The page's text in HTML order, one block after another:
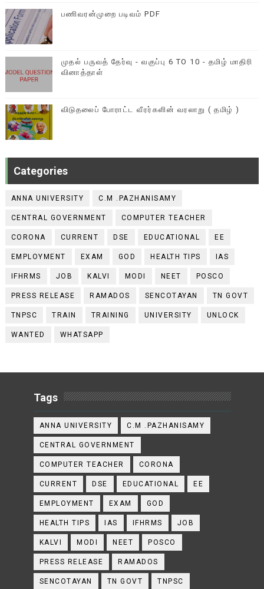
பணிவரன்முறை படிவம் PDF
முதல் பருவத் தேர்வு - வகுப்பு 6 TO 10 - தமிழ் மாதிரி
வினாத்தாள்
விடுதலைப் போராட்ட வீரர்களின் வரலாறு ( தமிழ் )
Categories
ANNA UNIVERSITY C.M .PAZHANISAMY
CENTRAL GOVERNMENT COMPUTER TEACHER
CORONA CURRENT DSE EDUCATIONAL EE
EMPLOYMENT EXAM GOD HEALTH TIPS IAS
IFHRMS JOB KALVI MODI NEET POSCO
PRESS RELEASE RAMADOS SENCOTAYAN TN GOVT
TNPSC TRAIN TRAINING UNIVERSITY UNLOCK
WANTED WHATSAPP
Tags
ANNA UNIVERSITY C.M .PAZHANISAMY
CENTRAL GOVERNMENT
COMPUTER TEACHER CORONA
CURRENT DSE EDUCATIONAL EE
EMPLOYMENT EXAM GOD
HEALTH TIPS IAS IFHRMS JOB
KALVI MODI NEET POSCO
PRESS RELEASE RAMADOS
SENCOTAYAN TN GOVT TNPSC